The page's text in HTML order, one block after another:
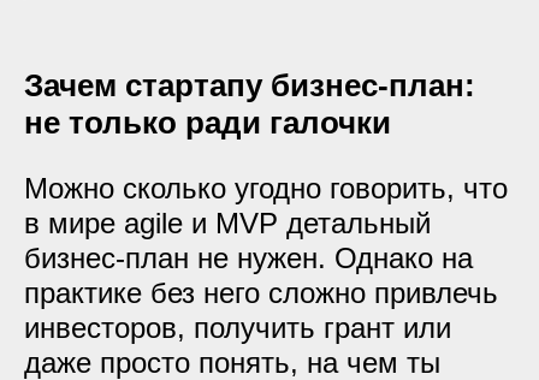
Зачем стартапу бизнес-план:
не только ради галочки
Можно сколько угодно говорить, что
в мире agile и MVP детальный
бизнес-план не нужен. Однако на
практике без него сложно привлечь
инвесторов, получить грант или
даже просто понять, на чем ты